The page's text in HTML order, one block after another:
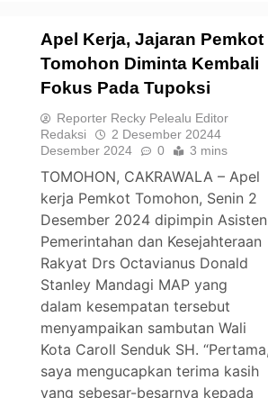
Apel Kerja, Jajaran Pemkot
Tomohon Diminta Kembali
Fokus Pada Tupoksi
Reporter Recky Pelealu Editor
Redaksi
2 Desember 20244
Desember 2024
0 3 mins
TOMOHON, CAKRAWALA – Apel
kerja Pemkot Tomohon, Senin 2
Desember 2024 dipimpin Asisten
Pemerintahan dan Kesejahteraan
Rakyat Drs Octavianus Donald
Stanley Mandagi MAP yang
dalam kesempatan tersebut
menyampaikan sambutan Wali
Kota Caroll Senduk SH.
saya mengucapkan terima kasih
yang sebesar-besarnya kepada